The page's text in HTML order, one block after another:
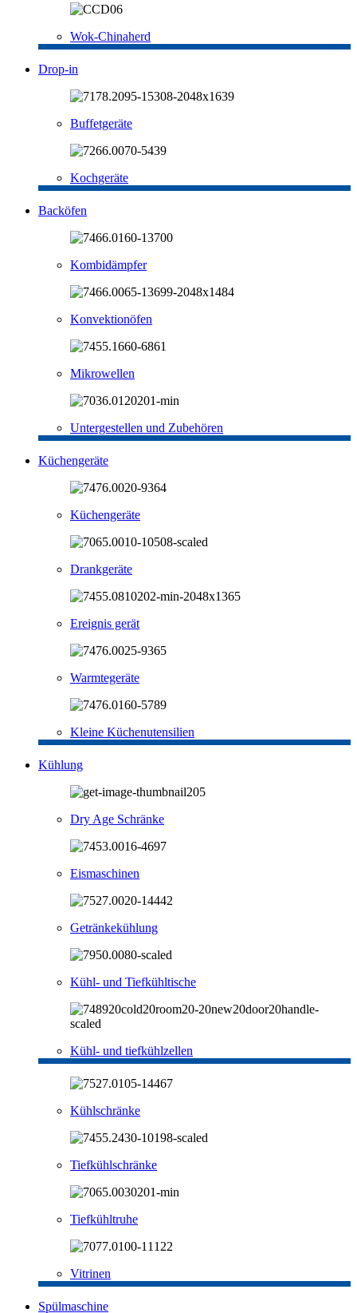
Wok-Chinaherd
Drop-in
Buffetgeräte
Kochgeräte
Backöfen
Kombidämpfer
Konvektionöfen
Mikrowellen
Untergestellen und Zubehören
Küchengeräte
Küchengeräte
Drankgeräte
Ereignis gerät
Warmtegeräte
Kleine Küchenutensilien
Kühlung
Dry Age Schränke
Eismaschinen
Getränkekühlung
Kühl- und Tiefkühltische
Kühl- und tiefkühlzellen
Kühlschränke
Tiefkühlschränke
Tiefkühltruhe
Vitrinen
Spülmaschine